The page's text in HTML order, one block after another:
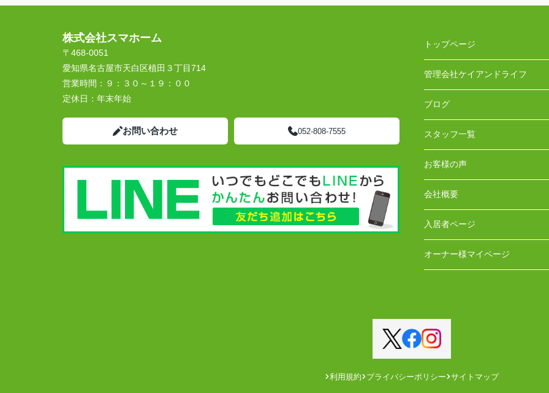
株式会社スマホーム
〒468-0051
愛知県名古屋市天白区植田３丁目714
営業時間： ９：３０～１９：００
定休日： 年末年始
お問い合わせ 052-808-7555
トップページ
管理会社ケイアンドライフ
ブログ
スタッフ一覧
お客様の声
会社概要
入居者ページ
オーナー様マイページ
利用規約 プライバシーポリシー サイトマップ